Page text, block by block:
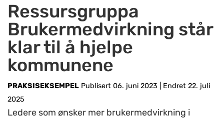
Ressursgruppa
Brukermedvirkning står
klar til å hjelpe
kommunene
PRAKSISEKSEMPEL Publisert 06. juni 2023
Endret 22. juli
2025
Ledere som ønsker mer brukermedvirkning i